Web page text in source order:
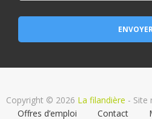
Copyright © 2026 La filandière - Site
Offres d’emploi
Contact